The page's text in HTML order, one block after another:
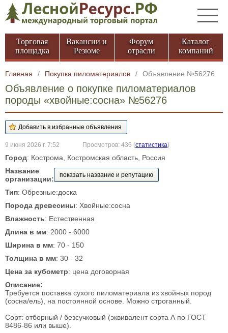
Торговая
площадка
Вакансии и
Резюме
Форум
отрасли
Каталог
компаний
Главная / Покупка пиломатериалов / Объявление №56276
Объявление о покупке пиломатериалов
породы «хвойные:сосна» №56276
9 июня 2026 г. 7:52 Просмотров: 436 (статистика)
Город: Кострома, Костромская область, Россия
Название
организации:
показать название и репутацию
Тип: Обрезные:доска
Порода древесины: Хвойные:сосна
Влажность: Естественная
Длина в мм: 2000 - 6000
Ширина в мм: 70 - 150
Толщина в мм: 30 - 32
Цена за кубометр: цена договорная
Описание:
Требуется поставка сухого пиломатериала из хвойных пород
(сосна/ель), на постоянной основе. Можно строганный.
Сорт: отборный / безсучковый (эквивалент сорта А по ГОСТ
8486-86 или выше).